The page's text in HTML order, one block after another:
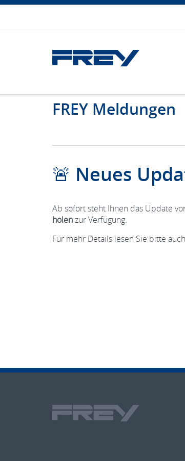
FREY Meldungen
🚨 Neues
Ab sofort steht Ihnen das Update
holenzur Verfügung.
Für mehr Details lesen Sie bitte